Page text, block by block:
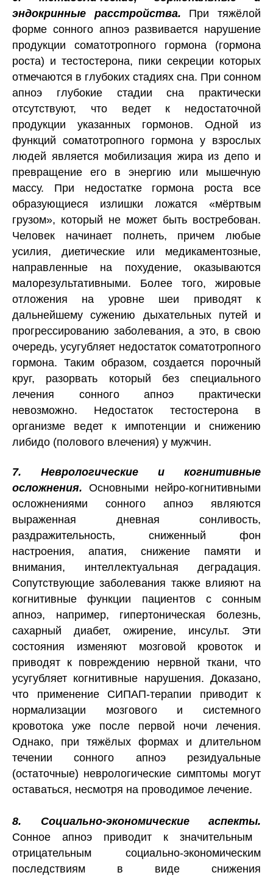
эндокринные расстройства. При тяжёлой
форме сонного апноэ развивается нарушение
продукции соматотропного гормона (гормона
роста) и тестостерона, пики секреции которых
отмечаются в глубоких стадиях сна. При сонном
апноэ глубокие стадии сна практически
отсутствуют, что ведет к недостаточной
продукции указанных гормонов. Одной из
функций соматотропного гормона у взрослых
людей является мобилизация жира из депо и
превращение его в энергию или мышечную
массу. При недостатке гормона роста все
образующиеся излишки ложатся «мёртвым
грузом», который не может быть востребован.
Человек начинает полнеть, причем любые
усилия, диетические или медикаментозные,
направленные на похудение, оказываются
малорезультативными. Более того, жировые
отложения на уровне шеи приводят к
дальнейшему сужению дыхательных путей и
прогрессированию заболевания, а это, в свою
очередь, усугубляет недостаток соматотропного
гормона. Таким образом, создается порочный
круг, разорвать который без специального
лечения сонного апноэ практически
невозможно. Недостаток тестостерона в
организме ведет к импотенции и снижению
либидо (полового влечения) у мужчин.
7. Неврологические и когнитивные
осложнения. Основными нейро-когнитивными
осложнениями сонного апноэ являются
выраженная дневная сонливость,
раздражительность, сниженный фон
настроения, апатия, снижение памяти и
внимания, интеллектуальная деградация.
Сопутствующие заболевания также влияют на
когнитивные функции пациентов с сонным
апноэ, например, гипертоническая болезнь,
сахарный диабет, ожирение, инсульт. Эти
состояния изменяют мозговой кровоток и
приводят к повреждению нервной ткани, что
усугубляет когнитивные нарушения. Доказано,
что применение СИПАП-терапии приводит к
нормализации мозгового и системного
кровотока уже после первой ночи лечения.
Однако, при тяжёлых формах и длительном
течении сонного апноэ резидуальные
(остаточные) неврологические симптомы могут
оставаться, несмотря на проводимое лечение.
8. Социально-экономические аспекты.
Сонное апноэ приводит к значительным
отрицательным социально-экономическим
последствиям в виде снижения